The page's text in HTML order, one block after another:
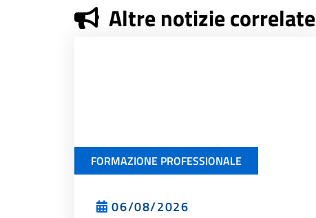
Altre notizie correlate
FORMAZIONE PROFESSIONALE
06/08/2026